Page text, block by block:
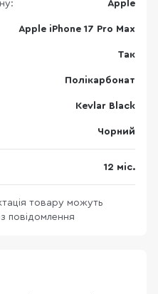
Apple
Apple iPhone 17 Pro Max
Так
Полікарбонат
Kevlar Black
Чорний
12 міс.
товару можуть
повідомлення